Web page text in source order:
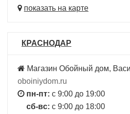
показать на карте
КРАСНОДАР
Магазин Обойный дом,
oboiniydom.ru
пн-пт: с 9:00 до 19:00
сб-вс: с 9:00 до 18:00